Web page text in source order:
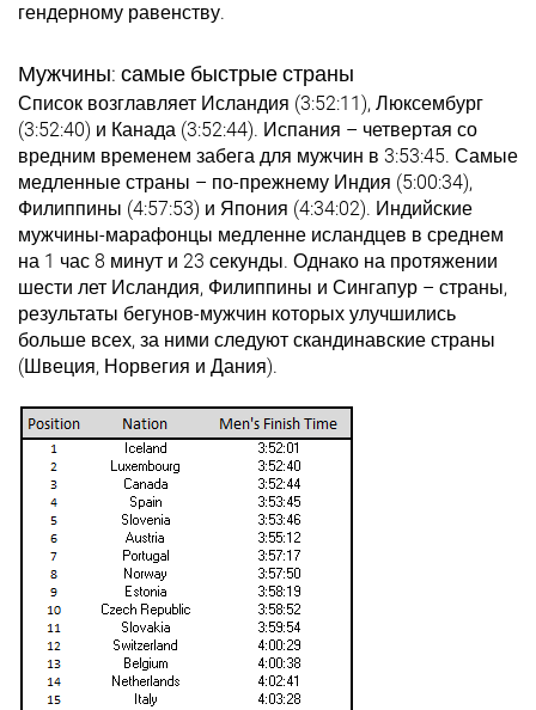
гендерному равенству.
Мужчины: самые быстрые страны
Список возглавляет Исландия (3:52:11), Люксембург
(3:52:40) и Канада (3:52:44). Испания – четвертая со
вредним временем забега для мужчин в 3:53:45. Самые
медленные страны – по-прежнему Индия (5:00:34),
Филиппины (4:57:53) и Япония (4:34:02). Индийские
мужчины-марафонцы медленне исландцев в среднем
на 1 час 8 минут и 23 секунды. Однако на протяжении
шести лет Исландия, Филиппины и Сингапур – страны,
результаты бегунов-мужчин которых улучшились
больше всех, за ними следуют скандинавские страны
(Швеция, Норвегия и Дания).